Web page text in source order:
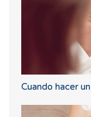
Cuando hacer